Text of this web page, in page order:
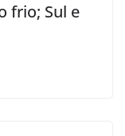
frio; Sul e